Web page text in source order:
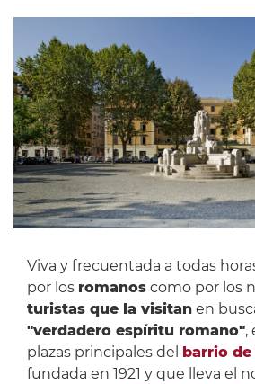
Viva y frecuentada a todas
por los romanoscomo por los
turistas que la visitanen
"verdadero espíritu romano",
plazas principales del
barrio
fundada en 1921 y que lleva el